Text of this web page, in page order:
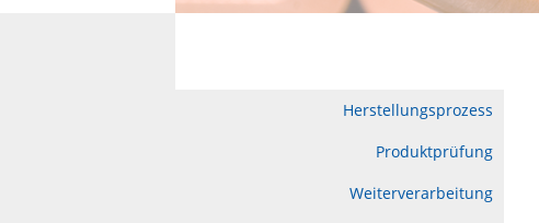
Herstellungsprozess
Produktprüfung
Weiterverarbeitung